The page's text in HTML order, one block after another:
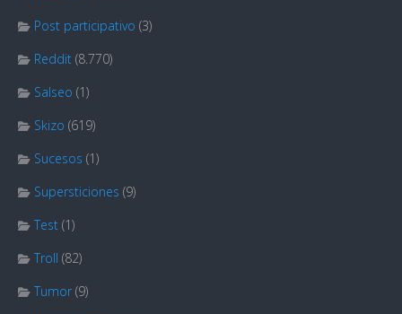
Post participativo (3)
Reddit (8.770)
Salseo (1)
Skizo (619)
Sucesos (1)
Supersticiones (9)
Test (1)
Troll (82)
Tumor (9)